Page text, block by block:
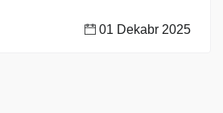
01 Dekabr 2025